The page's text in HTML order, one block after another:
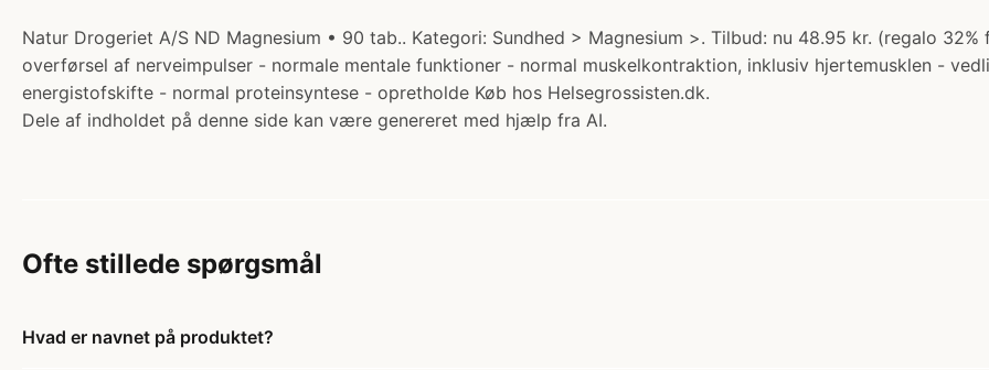
Natur Drogeriet A/S ND Magnesium • 90 tab.. Kategori: Sundhed > Magnesium >. Tilbud: nu 48.95 kr. (regalo
overførsel af nerveimpulser - normale mentale funktioner - normal muskelkontraktion, inklusiv hjertemusklen -
energistofskifte - normal proteinsyntese - opretholde Køb hos Helsegrossisten.dk.
Dele af indholdet på denne side kan være genereret med hjælp fra AI.
Ofte stillede spørgsmål
Hvad er navnet på produktet?